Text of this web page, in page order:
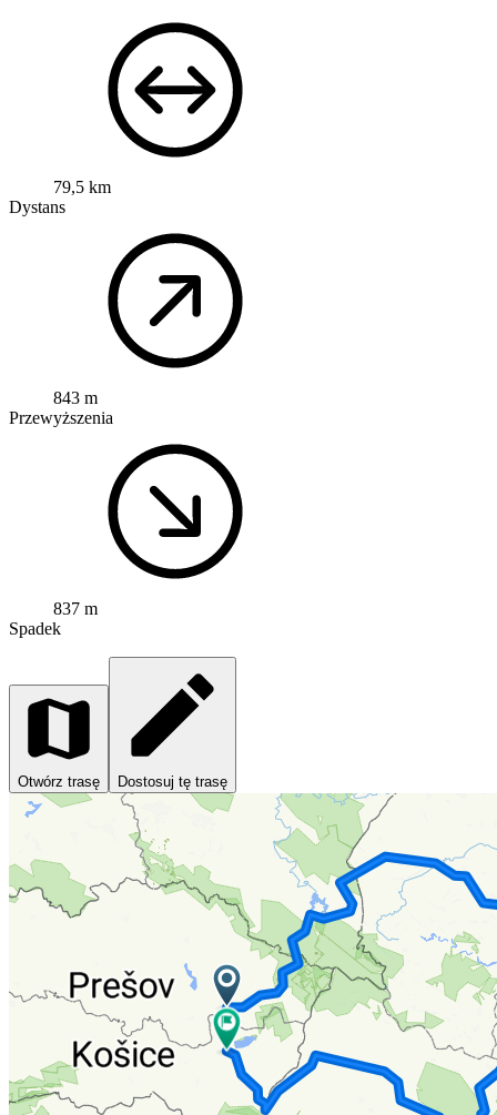
79,5 km
Dystans
843 m
Przewyższenia
837 m
Spadek
Otwórz trasę Dostosuj tę trasę